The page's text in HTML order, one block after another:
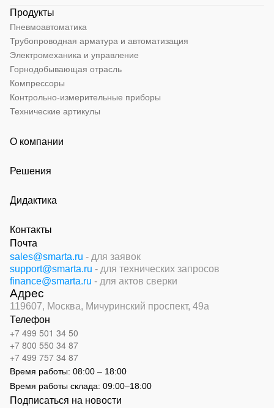
Продукты
Пневмоавтоматика
Трубопроводная арматура и автоматизация
Электромеханика и управление
Горнодобывающая отрасль
Компрессоры
Контрольно-измерительные приборы
Технические артикулы
О компании
Решения
Дидактика
Контакты
Почта
sales@smarta.ru - для заявок
support@smarta.ru - для технических запросов
finance@smarta.ru - для актов сверки
Адрес
119607, Москва, Мичуринский проспект, 49а
Телефон
+7 499 501 34 50
+7 800 550 34 87
+7 499 757 34 87
Время работы: 08:00 – 18:00
Время работы склада: 09:00–18:00
Подписаться на новости